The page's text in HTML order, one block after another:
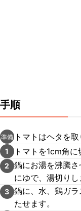
手順
準備 トマトはヘタを取
1 トマトを1cm角に
2
鍋にお湯を沸騰
にゆで、湯切りし
3 鍋に、水、鶏ガ
たせます。